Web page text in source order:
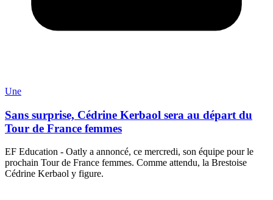
Une
Sans surprise, Cédrine Kerbaol sera au départ du
Tour de France femmes
EF Education - Oatly a annoncé, ce mercredi, son équipe pour le
prochain Tour de France femmes. Comme attendu, la Brestoise
Cédrine Kerbaol y figure.